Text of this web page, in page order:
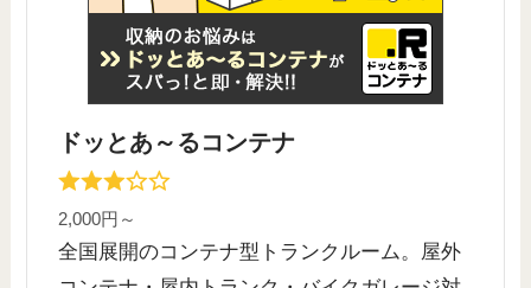
ドッとあ～るコンテナ
2,000円～
全国展開のコンテナ型トランクルーム。屋外